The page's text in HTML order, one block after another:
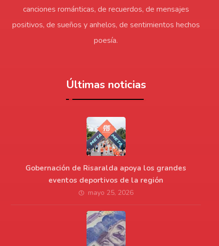
canciones románticas, de recuerdos, de mensajes
positivos, de sueños y anhelos, de sentimientos hechos
poesía.
Últimas noticias
Gobernación de Risaralda apoya los grandes
eventos deportivos de la región
mayo 25, 2026